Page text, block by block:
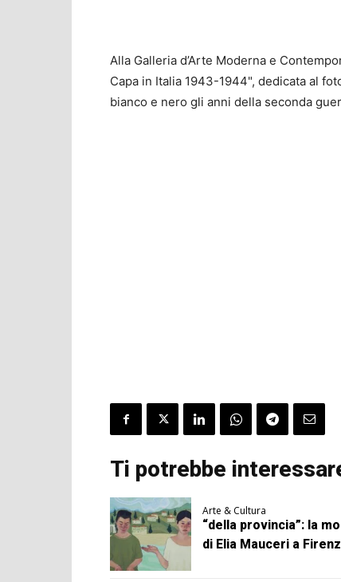
Alla Galleria d’Arte Moderna e
Capa in Italia 1943-1944", dedicata al
bianco e nero gli anni della seconda
Ti potrebbe
Arte & Cultura
“della provincia”: la
di Elia Mauceri a